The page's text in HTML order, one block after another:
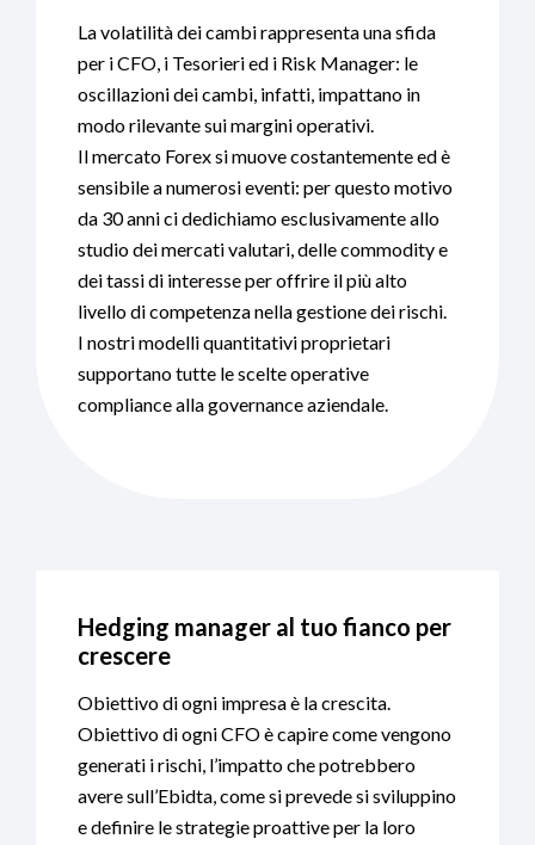
La volatilità dei cambi rappresenta una sfida
per i CFO, i Tesorieri ed i Risk Manager: le
oscillazioni dei cambi, infatti, impattano in
modo rilevante sui margini operativi.
Il mercato Forex si muove costantemente ed è
sensibile a numerosi eventi: per questo motivo
da 30 anni ci dedichiamo esclusivamente allo
studio dei mercati valutari, delle commodity e
dei tassi di interesse per offrire il più alto
livello di competenza nella gestione dei rischi.
I nostri modelli quantitativi proprietari
supportano tutte le scelte operative
compliance alla governance aziendale.
Hedging manager al tuo fianco per
crescere
Obiettivo di ogni impresa è la crescita.
Obiettivo di ogni CFO è capire come vengono
generati i rischi, l’impatto che potrebbero
avere sull’Ebidta, come si prevede si sviluppino
e definire le strategie proattive per la loro